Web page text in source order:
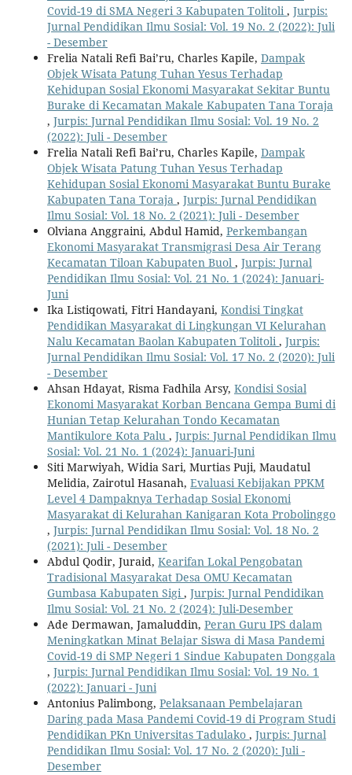
Covid-19 di SMA Negeri 3 Kabupaten Tolitoli, Jurpis:
Jurnal Pendidikan Ilmu Sosial: Vol. 19 No. 2 (2022): Juli
- Desember
Frelia Natali Refi Bai’ru, Charles Kapile, Dampak
Objek Wisata Patung Tuhan Yesus Terhadap
Kehidupan Sosial Ekonomi Masyarakat Sekitar Buntu
Burake di Kecamatan Makale Kabupaten Tana Toraja
, Jurpis: Jurnal Pendidikan Ilmu Sosial: Vol. 19 No. 2
(2022): Juli - Desember
Frelia Natali Refi Bai’ru, Charles Kapile, Dampak
Objek Wisata Patung Tuhan Yesus Terhadap
Kehidupan Sosial Ekonomi Masyarakat Buntu Burake
Kabupaten Tana Toraja , Jurpis: Jurnal Pendidikan
Ilmu Sosial: Vol. 18 No. 2 (2021): Juli - Desember
Olviana Anggraini, Abdul Hamid, Perkembangan
Ekonomi Masyarakat Transmigrasi Desa Air Terang
Kecamatan Tiloan Kabupaten Buol , Jurpis: Jurnal
Pendidikan Ilmu Sosial: Vol. 21 No. 1 (2024): Januari-
Juni
Ika Listiqowati, Fitri Handayani, Kondisi Tingkat
Pendidikan Masyarakat di Lingkungan VI Kelurahan
Nalu Kecamatan Baolan Kabupaten Tolitoli, Jurpis:
Jurnal Pendidikan Ilmu Sosial: Vol. 17 No. 2 (2020): Juli
- Desember
Ahsan Hdayat, Risma Fadhila Arsy, Kondisi Sosial
Ekonomi Masyarakat Korban Bencana Gempa Bumi di
Hunian Tetap Kelurahan Tondo Kecamatan
Mantikulore Kota Palu , Jurpis: Jurnal Pendidikan Ilmu
Sosial: Vol. 21 No. 1 (2024): Januari-Juni
Siti Marwiyah, Widia Sari, Murtias Puji, Maudatul
Melidia, Zairotul Hasanah, Evaluasi Kebijakan PPKM
Level 4 Dampaknya Terhadap Sosial Ekonomi
Masyarakat di Kelurahan Kanigaran Kota Probolinggo
, Jurpis: Jurnal Pendidikan Ilmu Sosial: Vol. 18 No. 2
(2021): Juli - Desember
Abdul Qodir, Juraid, Kearifan Lokal Pengobatan
Tradisional Masyarakat Desa OMU Kecamatan
Gumbasa Kabupaten Sigi, Jurpis: Jurnal Pendidikan
Ilmu Sosial: Vol. 21 No. 2 (2024): Juli-Desember
Ade Dermawan, Jamaluddin, Peran Guru IPS dalam
Meningkatkan Minat Belajar Siswa di Masa Pandemi
Covid-19 di SMP Negeri 1 Sindue Kabupaten Donggala
, Jurpis: Jurnal Pendidikan Ilmu Sosial: Vol. 19 No. 1
(2022): Januari - Juni
Antonius Palimbong, Pelaksanaan Pembelajaran
Daring pada Masa Pandemi Covid-19 di Program Studi
Pendidikan PKn Universitas Tadulako , Jurpis: Jurnal
Pendidikan Ilmu Sosial: Vol. 17 No. 2 (2020): Juli -
Desember